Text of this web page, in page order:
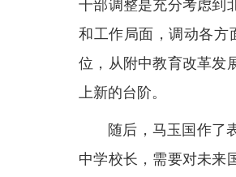
干部调整是充分考虑到
和工作局面，调动各方
位，从附中教育改革发
上新的台阶。
随后，马玉国作了
中学校长，需要对未来